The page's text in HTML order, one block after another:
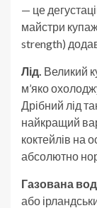
— це
майстри
strength)
Лід. Великий
м’яко
Дрібний лід
найкращий
коктейлів на
абсолютно
Газована
або